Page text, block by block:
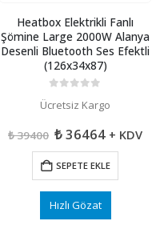
Heatbox Elektrikli Fanlı
Şömine Large 2000W Alanya
Desenli Bluetooth Ses Efektli
(126x34x87)
Ücretsiz Kargo
₺39400 Orijinal
₺ 39400.
₺36464Şu
fiyat:
₺ 36464.
+ KDV
SEPETE EKLE
Hızlı Gözat